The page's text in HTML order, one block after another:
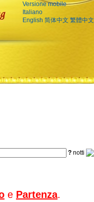
Versione mobile
Italiano
English 简体中文 繁體中文
? notti
e Partenza.